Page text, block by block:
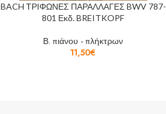
BACH ΤΡΙΦΩΝΕΣ ΠΑΡΑΛΛΑΓΕΣ BWV 787-
801 Εκδ. BREITKOPF
Β. πιάνου - πλήκτρων
11,50€